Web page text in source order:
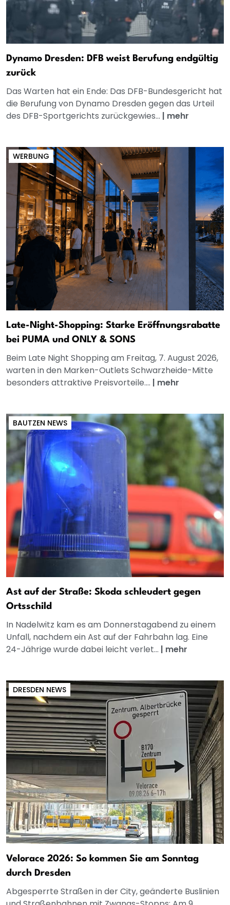
Dynamo Dresden: DFB weist Berufung endgültig
zurück
Das Warten hat ein Ende: Das DFB-Bundesgericht hat
die Berufung von Dynamo Dresden gegen das Urteil
des DFB-Sportgerichts zurückgewies... | mehr
WERBUNG
Late-Night-Shopping: Starke Eröffnungsrabatte
bei PUMA und ONLY & SONS
Beim Late Night Shopping am Freitag, 7. August 2026,
warten in den Marken-Outlets Schwarzheide-Mitte
besonders attraktive Preisvorteile.... | mehr
BAUTZEN NEWS
Ast auf der Straße: Skoda schleudert gegen
Ortsschild
In Nadelwitz kam es am Donnerstagabend zu einem
Unfall, nachdem ein Ast auf der Fahrbahn lag. Eine
24-Jährige wurde dabei leicht verlet... | mehr
DRESDEN NEWS
Velorace 2026: So kommen Sie am Sonntag
durch Dresden
Abgesperrte Straßen in der City, geänderte Buslinien